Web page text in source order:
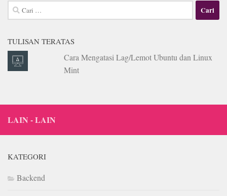
Cari
untuk:
TULISAN TERATAS
Cara Mengatasi Lag/Lemot Ubuntu dan Linux
Mint
LAIN - LAIN
KATEGORI
Backend